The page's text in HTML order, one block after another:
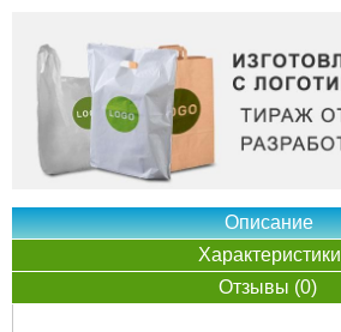
Описание
Характеристики
Отзывы (0)